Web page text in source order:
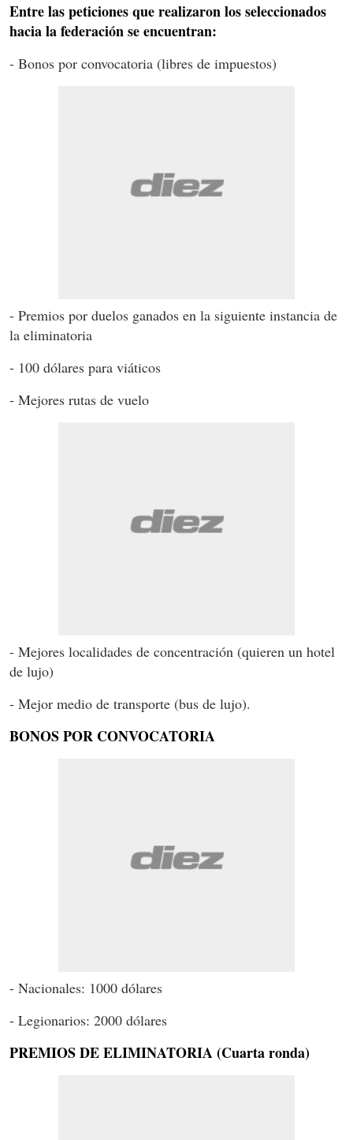
Entre las peticiones que realizaron los seleccionados
hacia la federación se encuentran:
- Bonos por convocatoria (libres de impuestos)
- Premios por duelos ganados en la siguiente instancia de
la eliminatoria
- 100 dólares para viáticos
- Mejores rutas de vuelo
- Mejores localidades de concentración (quieren un hotel
de lujo)
- Mejor medio de transporte (bus de lujo).
BONOS POR CONVOCATORIA
- Nacionales: 1000 dólares
- Legionarios: 2000 dólares
PREMIOS DE ELIMINATORIA (Cuarta ronda)